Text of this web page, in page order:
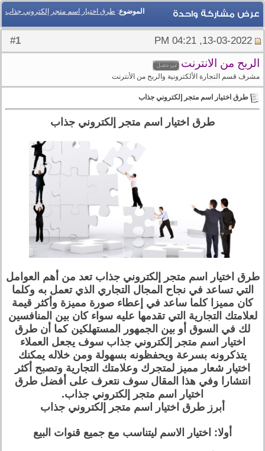
الموضوع: طرق اختيار اسم متجر إلكتروني جذاب عرض مشاركة واحدة
1
الربح من الانترنت
مشرف قسم التجارة الألكترونية والربح من الأنترنت
طرق اختيار اسم متجر إلكتروني جذاب
طرق اختيار اسم متجر إلكتروني جذاب
طرق اختيار اسم متجر إلكتروني جذاب تعد من أهم العوامل
التي تساعد في نجاح المجال التجاري الذي تعمل به وكلما
كان مميزا كلما ساعد في إعطاء صورة مميزة وأكثر قيمة
لعلامتك التجارية التي تقدمها عليه سواء كان بين المنافسين
لك في السوق أو بين الجمهور المستهلكين كما أن طرق
اختيار اسم متجر إلكتروني جذاب سوف يجعل العملاء
يتذكرونه بسرعة ويحفظونه بسهولة ومن خلاله يمكنك
اختيار شعار مميز لمتجرك وعلامتك التجارية وتصبح أكثر
انتشارا وفي هذا المقال سوف نتعرف على أفضل طرق
اختيار اسم متجر إلكتروني جذاب.
أبرز طرق اختيار اسم متجر إلكتروني جذاب
أولا: اختيار الاسم ليتناسب مع جميع قنوات البيع